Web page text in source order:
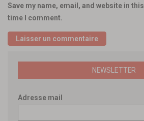
Save my name, email, and website in
time I comment.
NEWSLETTER
Adresse mail